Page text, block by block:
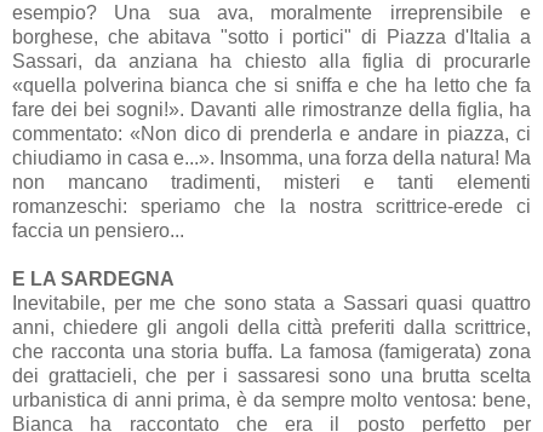
esempio? Una sua ava, moralmente irreprensibile e
borghese, che abitava "sotto i portici" di Piazza d'Italia a
Sassari, da anziana ha chiesto alla figlia di procurarle
«quella polverina bianca che si sniffa e che ha letto che fa
fare dei bei sogni!». Davanti alle rimostranze della figlia, ha
commentato: «Non dico di prenderla e andare in piazza, ci
chiudiamo in casa e...». Insomma, una forza della natura! Ma
non mancano tradimenti, misteri e tanti elementi
romanzeschi: speriamo che la nostra scrittrice-erede ci
faccia un pensiero...
E LA SARDEGNA
Inevitabile, per me che sono stata a Sassari quasi quattro
anni, chiedere gli angoli della città preferiti dalla scrittrice,
che racconta una storia buffa. La famosa (famigerata) zona
dei grattacieli, che per i sassaresi sono una brutta scelta
urbanistica di anni prima, è da sempre molto ventosa: bene,
Bianca ha raccontato che era il posto perfetto per